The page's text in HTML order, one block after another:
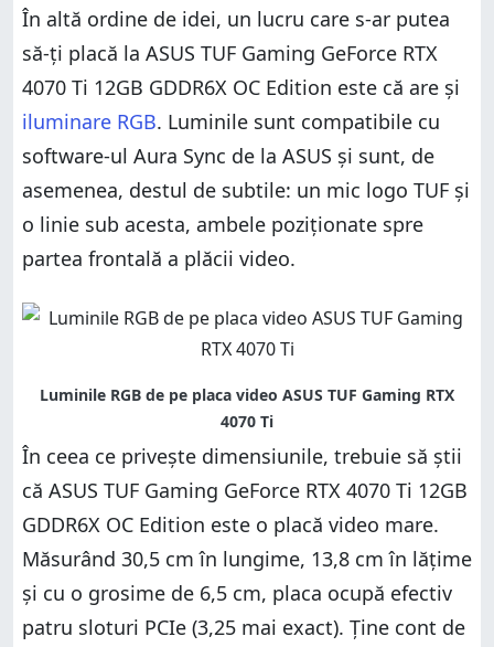
În altă ordine de idei, un lucru care s-ar putea
să-ți placă la ASUS TUF Gaming GeForce RTX
4070 Ti 12GB GDDR6X OC Edition este că are și
iluminare RGB. Luminile sunt compatibile cu
software-ul Aura Sync de la ASUS și sunt, de
asemenea, destul de subtile: un mic logo TUF și
o linie sub acesta, ambele poziționate spre
partea frontală a plăcii video.
În ceea ce privește dimensiunile, trebuie să știi
că ASUS TUF Gaming GeForce RTX 4070 Ti 12GB
GDDR6X OC Edition este o placă video mare.
Măsurând 30,5 cm în lungime, 13,8 cm în lățime
și cu o grosime de 6,5 cm, placa ocupă efectiv
patru sloturi PCIe (3,25 mai exact). Ține cont de